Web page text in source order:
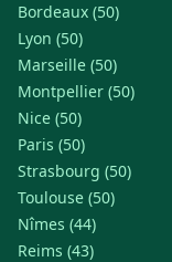
Bordeaux (50)
Lyon (50)
Marseille (50)
Montpellier (50)
Nice (50)
Paris (50)
Strasbourg (50)
Toulouse (50)
Nîmes (44)
Reims (43)